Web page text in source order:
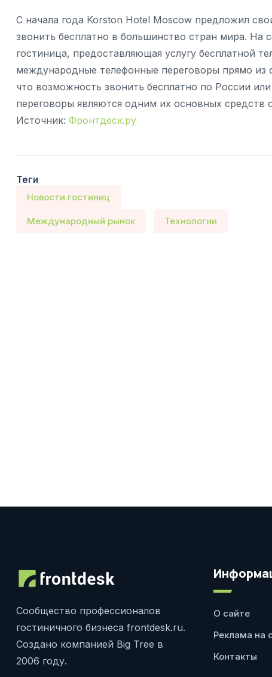
С начала года Korston Hotel Moscow предложил
звонить бесплатно в большинство стран мира. На
гостиница, предоставляющая услугу бесплатной
международные телефонные переговоры прямо
что возможность звонить бесплатно по России
переговоры являются одним их основных средств
Источник: Фронтдеск.ру
Теги
Новости гостиниц
Международный рынок Технологии
Сообщество профессионалов
гостиничного бизнеса frontdesk.ru.
Создано компанией Big Tree в
2006 году.
О сайте
Реклама на
Контакты